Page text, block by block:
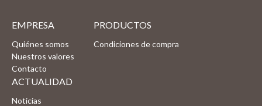
EMPRESA
Quiénes somos
Nuestros valores
Contacto
PRODUCTOS
Condiciones de compra
ACTUALIDAD
Noticias